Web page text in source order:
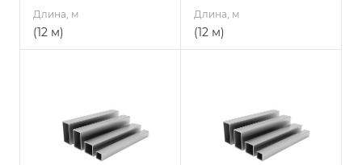
Длина, м
(12 м)
Длина, м
(12 м)